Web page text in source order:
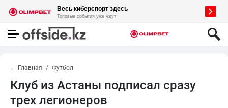
← Главная Футбол
Клуб из Астаны подписал сразу
трех легионеров